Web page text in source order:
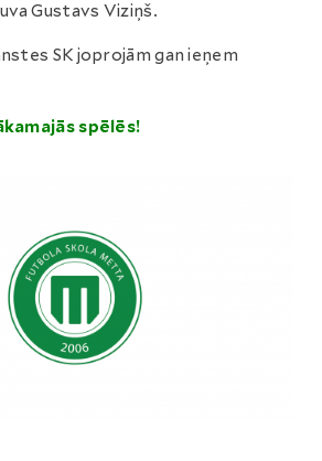
Gustavs Viziņš.
SK joprojām gan ieņem
spēlēs!